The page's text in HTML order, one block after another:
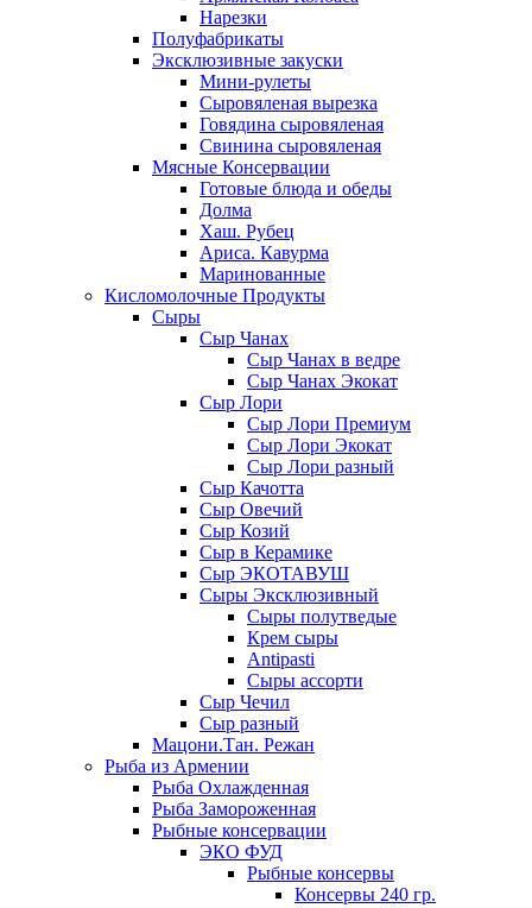
Нарезки
Полуфабрикаты
Эксклюзивные закуски
Мини-рулеты
Сыровяленая вырезка
Говядина сыровяленая
Свинина сыровяленая
Мясные Консервации
Готовые блюда и обеды
Долма
Хаш. Рубец
Ариса. Кавурма
Маринованные
Кисломолочные Продукты
Сыры
Сыр Чанах
Сыр Чанах в ведре
Сыр Чанах Экокат
Сыр Лори
Сыр Лори Премиум
Сыр Лори Экокат
Сыр Лори разный
Сыр Качотта
Сыр Овечий
Сыр Козий
Сыр в Керамике
Сыр ЭКОТАВУШ
Сыры Эксклюзивный
Сыры полутведые
Крем сыры
Antipasti
Сыры ассорти
Сыр Чечил
Сыр разный
Мацони.Тан. Режан
Рыба из Армении
Рыба Охлажденная
Рыба Замороженная
Рыбные консервации
ЭКО ФУД
Рыбные консервы
Консервы 240 гр.